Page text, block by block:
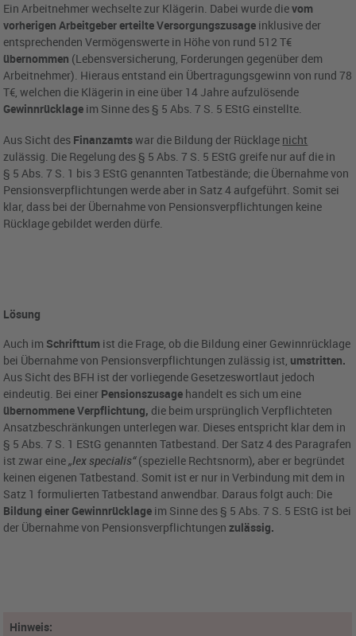
Ein Arbeitnehmer wechselte zur Klägerin. Dabei wurde dievom
vorherigen Arbeitgeber erteilteVersorgungszusage inklusive der
entsprechenden Vermögenswerte in Höhe von rund 512 T€
übernommen (Lebensversicherung, Forderungen gegenüber dem
Arbeitnehmer). Hieraus entstand ein Übertragungsgewinn von rund 78
T€, welchen die Klägerin in eine über 14 Jahre aufzulösende
Gewinnrücklage im Sinne des § 5 Abs. 7 S. 5 EStG einstellte.
Aus Sicht des Finanzamtswar die Bildung der Rücklage nicht
zulässig. Die Regelung des § 5 Abs. 7 S. 5 EStG greife nur auf die in
§ 5 Abs. 7 S. 1 bis 3 EStG genannten Tatbestände; die Übernahme von
Pensionsverpflichtungen werde aber in Satz 4 aufgeführt. Somit sei
klar, dass bei der Übernahme von Pensionsverpflichtungen keine
Rücklage gebildet werden dürfe.
Lösung
Auch im Schrifttum ist die Frage, ob die Bildung einer Gewinnrücklage
bei Übernahme von Pensionsverpflichtungen zulässig ist, umstritten.
Aus Sicht des BFH ist der vorliegende Gesetzeswortlaut jedoch
eindeutig. Bei einer Pensionszusage handelt es sich um eine
übernommene Verpflichtung, die beim ursprünglich Verpflichteten
Ansatzbeschränkungen unterlegen war. Dieses entspricht klar dem in
§ 5 Abs. 7 S. 1 EStG genannten Tatbestand. Der Satz 4 des Paragrafen
ist zwar eine„lex specialis“(spezielle Rechtsnorm), aber er begründet
keinen eigenen Tatbestand. Somit ist er nur in Verbindung mit dem in
Satz 1 formulierten Tatbestand anwendbar. Daraus folgt auch: Die
Bildung einer Gewinnrücklage im Sinne des § 5 Abs. 7 S. 5 EStG ist bei
der Übernahme von Pensionsverpflichtungenzulässig.
Hinweis: